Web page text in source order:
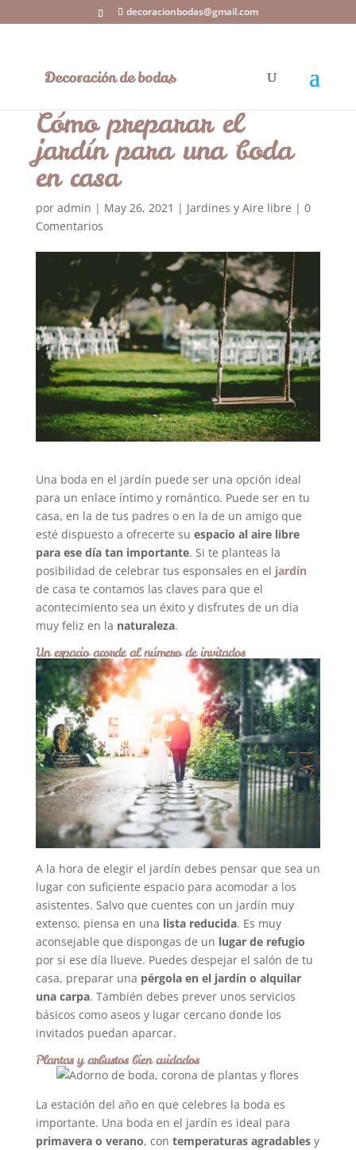
decoracionbodas@gmail.com
Cómo preparar el
jardín para una boda
en casa
por admin | May 26, 2021 | Jardines y Aire libre | 0
Comentarios
Una boda en el jardín puede ser una opción ideal
para un enlace íntimo y romántico. Puede ser en tu
casa, en la de tus padres o en la de un amigo que
esté dispuesto a ofrecerte su espacio al aire libre
para ese día tan importante. Si te planteas la
posibilidad de celebrar tus esponsales en el jardín
de casa te contamos las claves para que el
acontecimiento sea un éxito y disfrutes de un día
muy feliz en la naturaleza.
Un espacio acorde al número de invitados
A la hora de elegir el jardín debes pensar que sea un
lugar con suficiente espacio para acomodar a los
asistentes. Salvo que cuentes con un jardín muy
extenso, piensa en una lista reducida. Es muy
aconsejable que dispongas de un lugar de refugio
por si ese día llueve. Puedes despejar el salón de tu
casa, preparar una pérgola en el jardín o alquilar
una carpa. También debes prever unos servicios
básicos como aseos y lugar cercano donde los
invitados puedan aparcar.
Plantas y arbustos bien cuidados
La estación del año en que celebres la boda es
importante. Una boda en el jardín es ideal para
primavera o verano, con temperaturas agradablesy